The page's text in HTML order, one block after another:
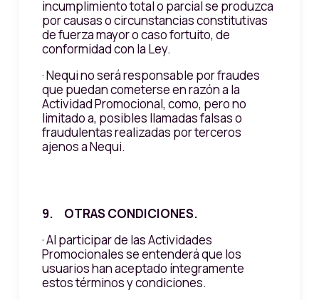
incumplimiento total o parcial se produzca
por causas o circunstancias constitutivas
de fuerza mayor o caso fortuito, de
conformidad con la Ley.
· Nequi no será responsable por fraudes
que puedan cometerse en razón a la
Actividad Promocional, como, pero no
limitado a, posibles llamadas falsas o
fraudulentas realizadas por terceros
ajenos a Nequi.
9. OTRAS CONDICIONES.
· Al participar de las Actividades
Promocionales se entenderá que los
usuarios han aceptado íntegramente
estos términos y condiciones.